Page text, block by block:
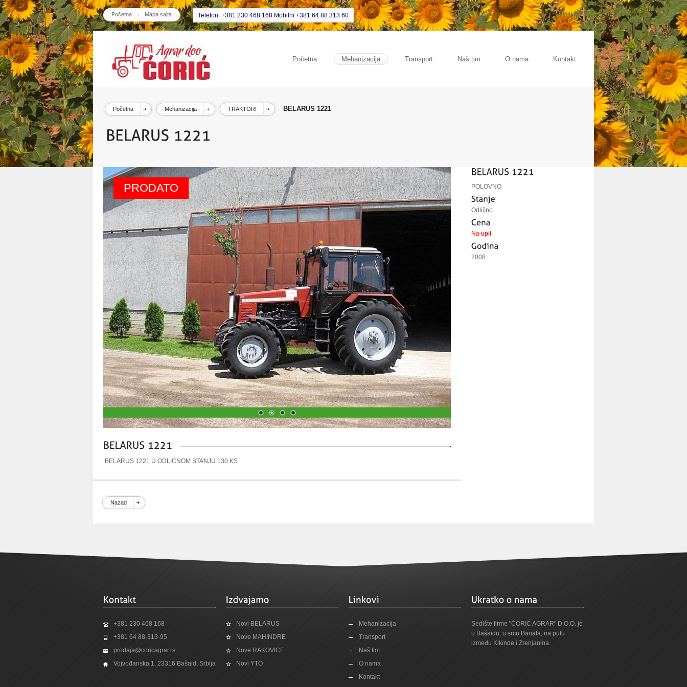
Početna Mapa sajta Telefon: +381 230 468 168 Mobilni +381 64 88 313 60
Početna Mehanizacija Transport Naš tim O nama Kontakt
Početna Mehanizacija TRAKTORI BELARUS 1221
PRODATO
BELARUS 1221 U ODLICNOM STANJU 130 KS
Nazad
POLOVNO
Odlično
Na upit
2008
+381 230 468 168
+381 64 88-313-95
prodaja@coricagrar.rs
Vojvođanska 1, 23316 Bašaid, Srbija
Novi BELARUS
Nove MAHINDRE
Nove RAKOVICE
Novi YTO
Mehanizacija
Transport
Naš tim
O nama
Kontakt
Sedište firme "ĆORIĆ AGRAR" D.O.O. je
u Bašaidu, u srcu Banata, na putu
između Kikinde i Zrenjanina.